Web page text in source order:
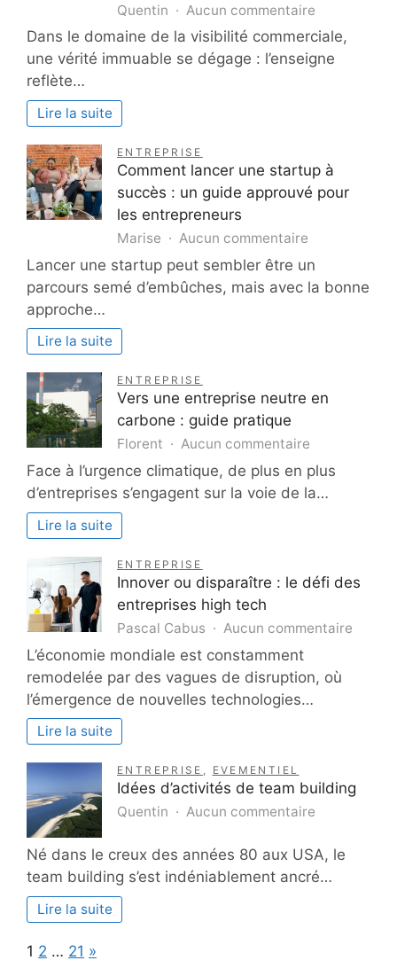
Quentin Aucun commentaire
Mise
en
place
améliorez
image
Dans le domaine de la visibilité commerciale,
une vérité immuable se dégage : l’enseigne
reflète…
Lire la suite
ENTREPRISE
Comment lancer une startup à
succès : un guide approuvé pour
les entrepreneurs
Marise Aucun commentaire
lancer
une
un
pour
les
Lancer une startup peut sembler être un
parcours semé d’embûches, mais avec la bonne
approche…
Lire la suite
ENTREPRISE
Vers une entreprise neutre en
carbone : guide pratique
Florent Aucun commentaire
Vers
une
entreprise
:
pratique
Face à l’urgence climatique, de plus en plus
d’entreprises s’engagent sur la voie de la…
Lire la suite
ENTREPRISE
Innover ou disparaître : le défi des
entreprises high tech
Pascal Cabus Aucun commentaire
high
L’économie mondiale est constamment
remodelée par des vagues de disruption, où
l’émergence de nouvelles technologies…
Lire la suite
ENTREPRISE , EVEMENTIEL
Idées d’activités de team building
Quentin Aucun commentaire
d’activités
de
Né dans le creux des années 80 aux USA, le
team building s’est indéniablement ancré…
Lire la suite
Page:
1 2 … 21 Next
»